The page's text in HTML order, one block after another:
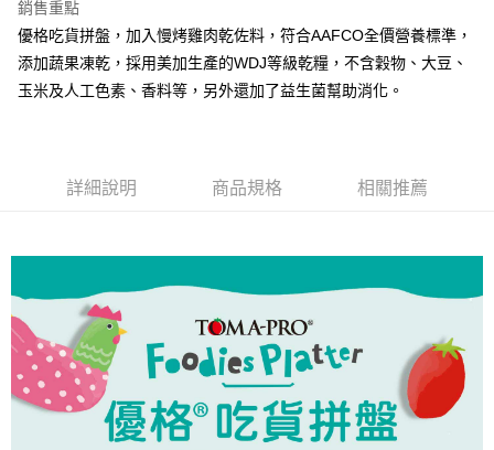
台新國際商業銀行
台灣樂天信用卡公司
Google Pay
全盈+PAY
大哥付你分期
2.付款方式選擇「大哥付你分期」，訂單成立後會自動跳轉到大哥付的交易
消。如遇「轉專審核」未通過狀況，表示未達大哥付你分期系統評分，恕無
法說明評估內容。
【繳款方式說明】
1.分期款項不併入電信帳單，「大哥付你分期」於每月結算日後寄送繳費提
醒簡訊。
2.透過簡訊連結打開帳單後，可選擇「超商條碼／台灣大直營門市／銀行轉
帳／街口支付／iPASS MONEY」等通路繳費。
相關說明
便利好安心！
２．便利：只要手機號碼，簡訊認證，即可結帳。
３．安心：先確認商品／服務後，再付款。
【「AFTEE先享後付」結帳流程】
１．於結帳方式選擇「AFTEE先享後付」後，將跳轉至「AFTEE先享後付」
結帳頁面，進行簡訊認證並確認金額後，即可完成結帳。
２．訂單成立數日內，您將收到繳費通知簡訊。
３．收到繳費通知簡訊後14天內，點擊此簡訊中的連結，可透過四大超商／
運送方式
全家取貨付款
每筆NT$65，滿NT$1,000(含以上)免運費
付款後全家取貨
銷售重點
優格吃貨拼盤，加入慢烤雞肉乾佐料，符合AAFCO全價營養標準，
添加蔬果凍乾，採用美加生產的WDJ等級乾糧，不含穀物、大豆、
玉米及人工色素、香料等，另外還加了益生菌幫助消化。
詳細說明 商品規格 相關推薦